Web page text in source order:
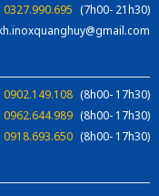
0327.990.695 (7h00- 21h30)
0902.149.108 (8h00- 17h30)
0962.644.989 (8h00- 17h30)
0918.693.650 (8h00- 17h30)